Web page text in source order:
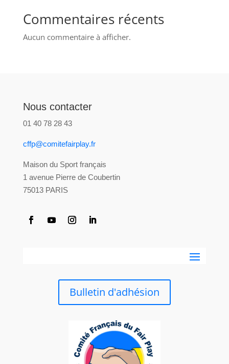
Commentaires récents
Aucun commentaire à afficher.
Nous contacter
01 40 78 28 43
cffp@comitefairplay.fr
Maison du Sport français
1 avenue Pierre de Coubertin
75013 PARIS
Bulletin d'adhésion